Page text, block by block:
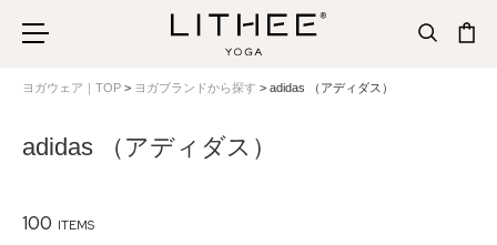
ヨガウェア｜TOP ヨガブランドから探す adidas （アディダス）
adidas （アディダス）
100